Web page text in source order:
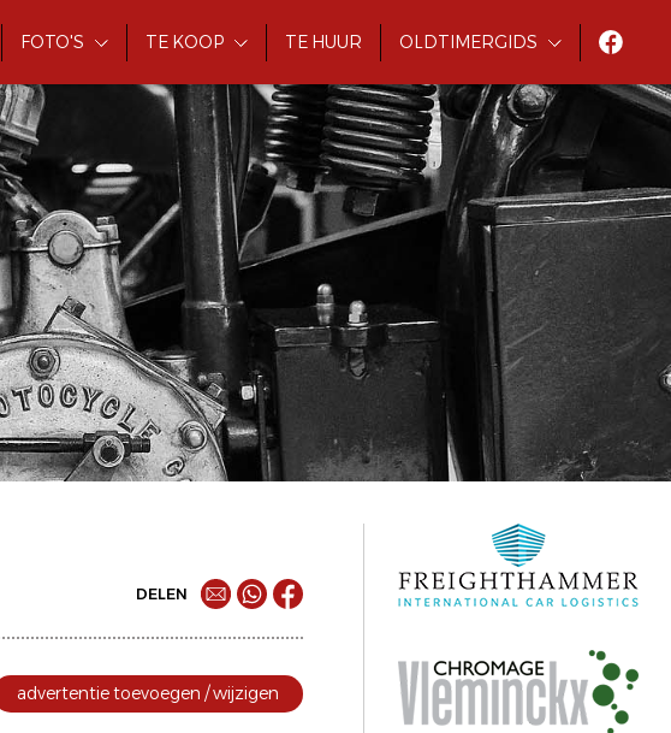
FOTO'S TE KOOP TE HUUR OLDTIMERGIDS
DELEN
advertentie toevoegen / wijzigen